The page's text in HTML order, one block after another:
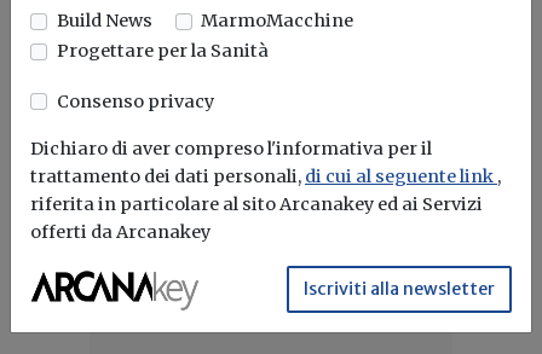
Aree idonee Impianti FER Corte costituzionale
Build News
MarmoMacchine
Progettare per la Sanità
Consenso privacy
Dichiaro di aver compreso l'informativa per il
trattamento dei dati personali, di cui al seguente link ,
riferita in particolare al sito Arcanakey ed ai Servizi
offerti da Arcanakey
Iscriviti alla newsletter